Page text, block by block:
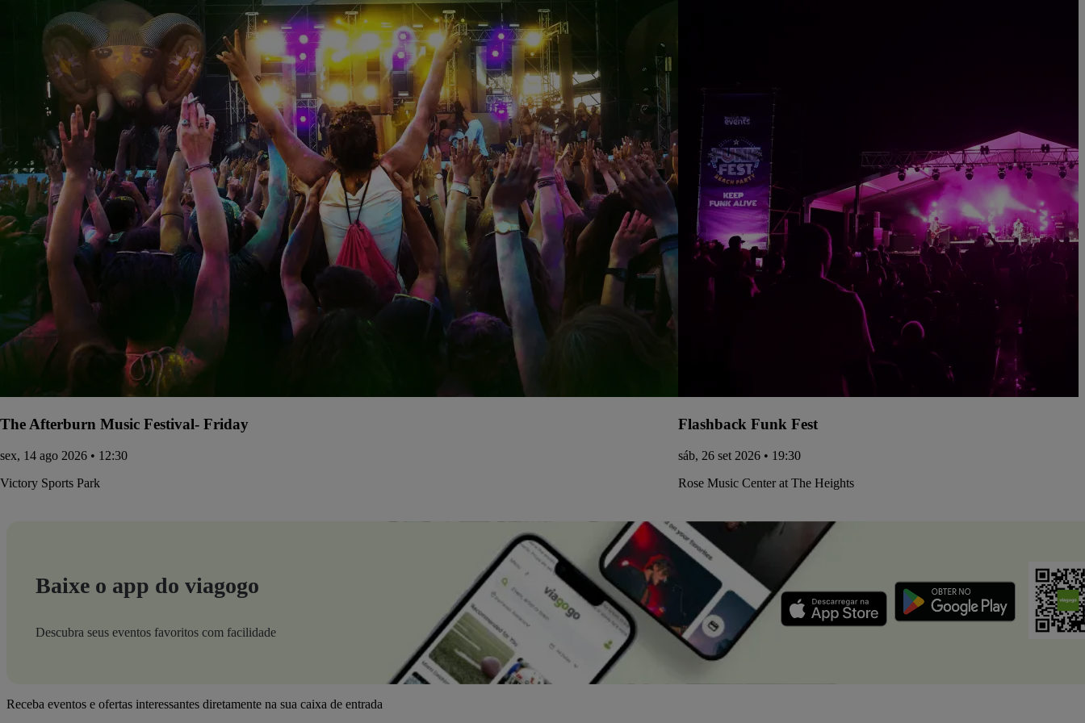
The Afterburn Music Festival- Friday
sex, 14 ago 2026 • 12:30
Victory Sports Park
Flashback Funk Fest
sáb, 26 set 2026 • 19:30
Rose Music Center at The Heights
Baixe o app do viagogo
Descubra seus eventos favoritos com facilidade
Receba eventos e ofertas interessantes diretamente na sua caixa de entrada